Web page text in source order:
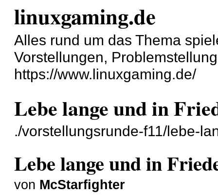
linuxgaming.de
Alles rund um das Thema
Vorstellungen,
https://www.linuxgaming.de/
Lebe lange und in
./vorstellungsrunde-f11/lebe-
Lebe lange und in
von McStarfighter